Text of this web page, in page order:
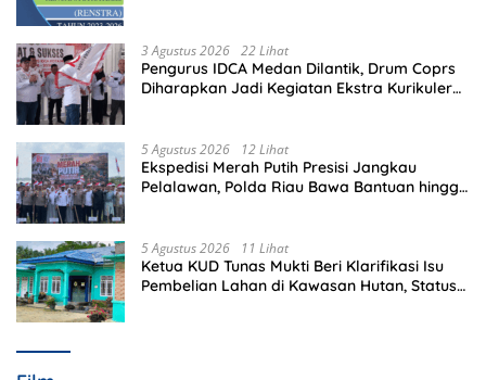
3 Agustus 2026 22 Lihat
Pengurus IDCA Medan Dilantik, Drum Coprs
Diharapkan Jadi Kegiatan Ekstra Kurikuler
5 Agustus 2026 12 Lihat
Ekspedisi Merah Putih Presisi Jangkau
Pelalawan, Polda Riau Bawa Bantuan hingga
5 Agustus 2026 11 Lihat
Ketua KUD Tunas Mukti Beri Klarifikasi Isu
Pembelian Lahan di Kawasan Hutan, Status